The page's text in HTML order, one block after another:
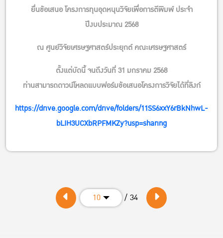
ยื่นข้อเสนอ โครงการทุนอุดหนุนวิจัยเพื่อการตีพิมพ์ ประจำ
ปีงบประมาณ 2568
ณ ศูนย์วิจัยเศรษฐศาสตร์ประยุกต์ คณะเศรษฐศาสตร์
ตั้งแต่บัดนี้ จนถึงวันที่ 31 มกราคม 2568
ท่านสามารถดาวน์โหลดแบบฟอร์มข้อเสนอโครงการวิจัยได้ที่ลิงก์
https://drive.google.com/drive/folders/11SS6xxY6rBkNhwL-
bLIH3UCXbRPFMKZy?usp=sharing
10 / 34